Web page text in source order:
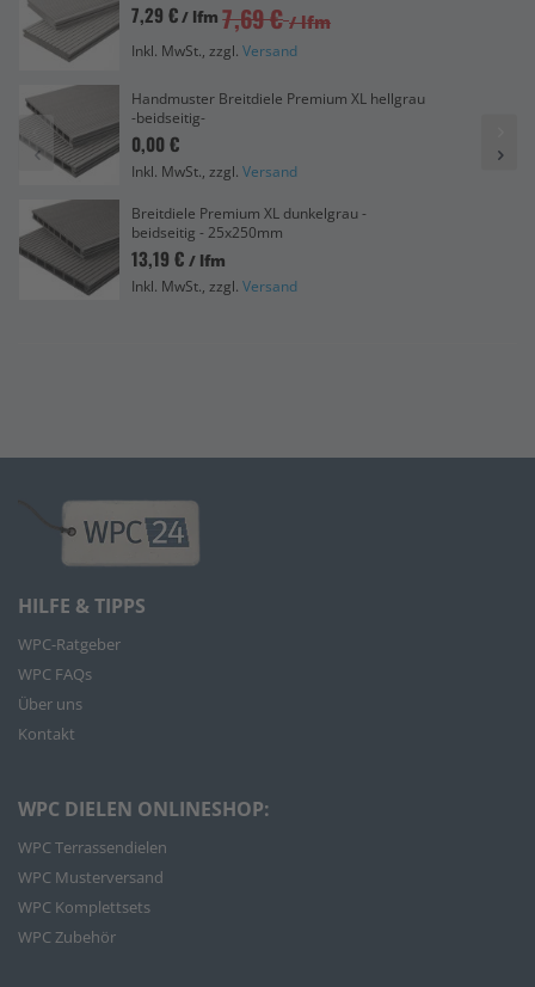
7,29 €/ lfm 7,69 € / lfm
Inkl. MwSt., zzgl. Versand
Handmuster Breitdiele Premium XL hellgrau
-beidseitig-
0,00 €
Inkl. MwSt., zzgl. Versand
Breitdiele Premium XL dunkelgrau -
beidseitig - 25x250mm
13,19 € / lfm
Inkl. MwSt., zzgl. Versand
HILFE & TIPPS
WPC-Ratgeber
WPC FAQs
Über uns
Kontakt
WPC DIELEN ONLINESHOP:
WPC Terrassendielen
WPC Musterversand
WPC Komplettsets
WPC Zubehör